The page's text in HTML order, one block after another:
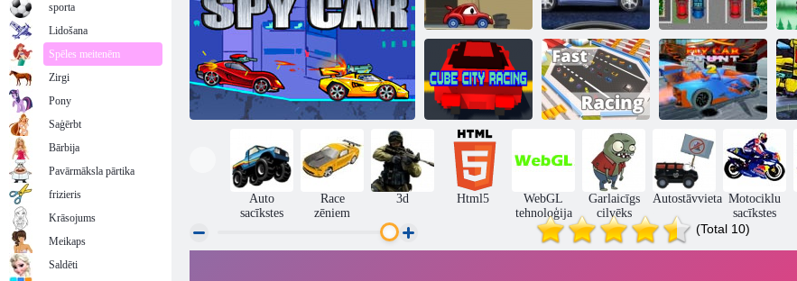
Automašīna ēd
automašīnu 2
Ielu sacīkšu
niknums
Autostāvvieta
Passion
Cube City
Racing
KOGAMA:
Ātrās sacīkstes
Fly Car triks 2
Auto
sacīkstes
Race
zēniem
3d Html5
WebGL
tehnoloģija
Garlaicīgs
cilvēks
Autostāvvieta Motociklu
sacīkstes
(Total 10)
sporta
Lidošana
Spēles meitenēm
Zirgi
Pony
Saģērbt
Bārbija
Pavārmāksla pārtika
frizieris
Krāsojums
Meikaps
Saldēti